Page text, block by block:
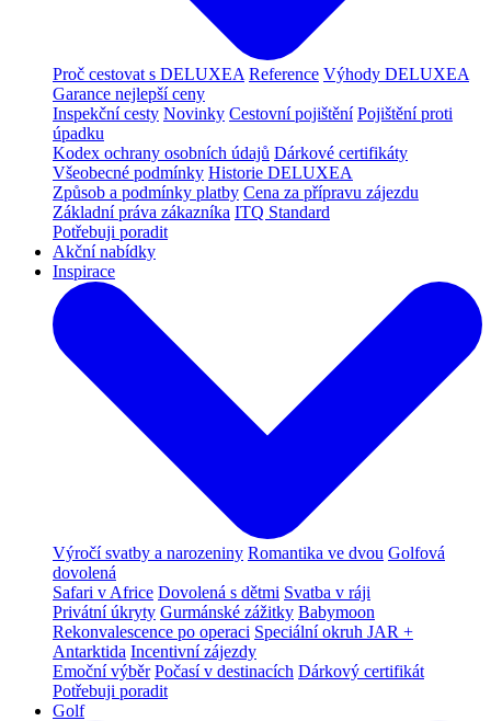
Proč cestovat s DELUXEA Reference Výhody DELUXEA
Garance nejlepší ceny
Inspekční cesty Novinky Cestovní pojištění Pojištění proti
úpadku
Kodex ochrany osobních údajů Dárkové certifikáty
Všeobecné podmínky Historie DELUXEA
Způsob a podmínky platby Cena za přípravu zájezdu
Základní práva zákazníka ITQ Standard
Potřebuji poradit
Akční nabídky
Inspirace
Výročí svatby a narozeniny Romantika ve dvou Golfová
dovolená
Safari v Africe Dovolená s dětmi Svatba v ráji
Privátní úkryty Gurmánské zážitky Babymoon
Rekonvalescence po operaci Speciální okruh JAR +
Antarktida Incentivní zájezdy
Emoční výběr Počasí v destinacích Dárkový certifikát
Potřebuji poradit
Golf